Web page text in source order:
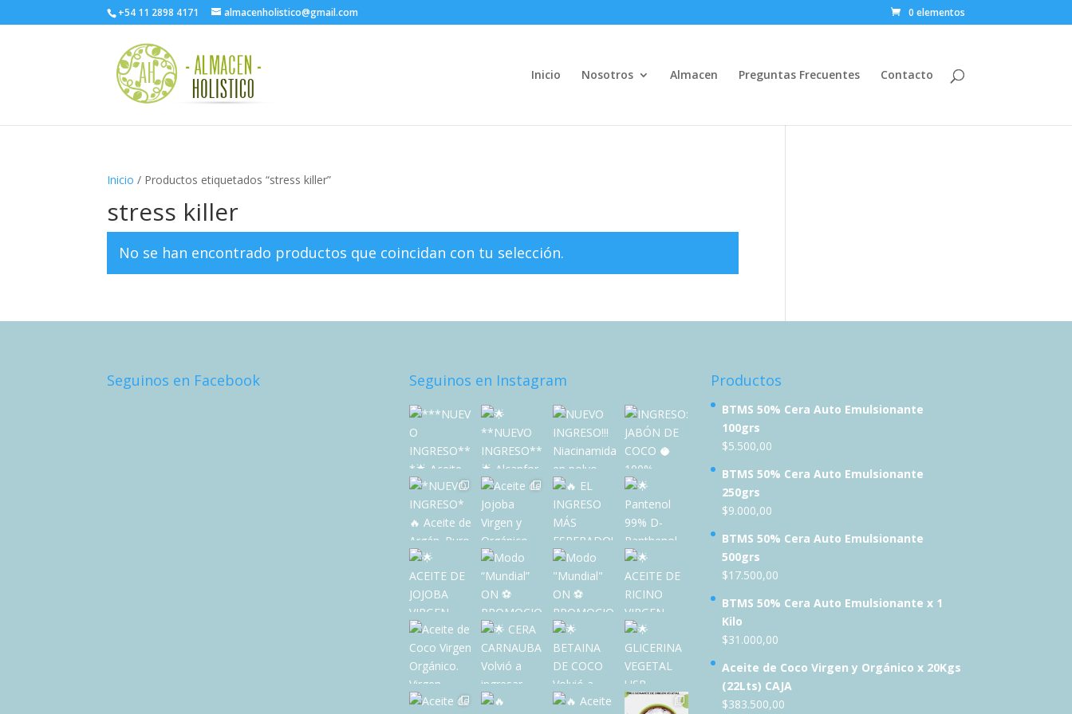
+54 11 2898 4171 almacenholistico@gmail.com 0 elementos
Inicio Nosotros Almacen Preguntas Frecuentes Contacto
Inicio / Productos etiquetados “stress killer”
stress killer
No se han encontrado productos que coincidan con tu selección.
Seguinos en Facebook Seguinos en Instagram Productos
BTMS 50% Cera Auto Emulsionante
100grs
$5.500,00
BTMS 50% Cera Auto Emulsionante
250grs
$9.000,00
BTMS 50% Cera Auto Emulsionante
500grs
$17.500,00
BTMS 50% Cera Auto Emulsionante x 1
Kilo
$31.000,00
Aceite de Coco Virgen y Orgánico x 20Kgs
(22Lts) CAJA
$383.500,00